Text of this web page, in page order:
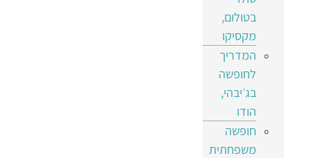
בטולום,
מקסיקו
המדריך
לחופשה
בג׳יבהי,
הודו
חופשה
משפחתית